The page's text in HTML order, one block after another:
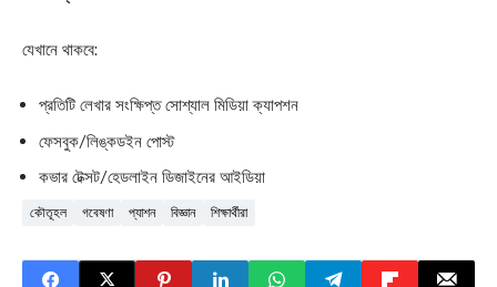
যেখানে থাকবে:
প্রতিটি লেখার সংক্ষিপ্ত সোশ্যাল মিডিয়া ক্যাপশন
ফেসবুক/লিঙ্কডইন পোস্ট
কভার টেক্সট/হেডলাইন ডিজাইনের আইডিয়া
কৌতূহল গবেষণা প্যাশন বিজ্ঞান শিক্ষার্থীরা